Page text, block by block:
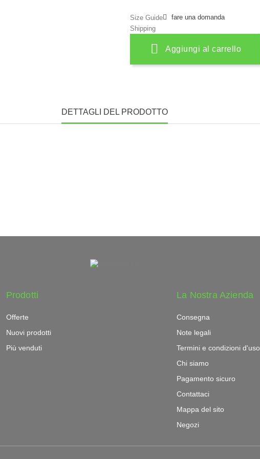
Size Guide
Shipping
fare una domanda
Aggiungi al carrello
DETTAGLI DEL PRODOTTO
Prodotti
Offerte
Nuovi prodotti
Più venduti
La Nostra Azienda
Consegna
Note legali
Termini e condizioni d'uso
Chi siamo
Pagamento sicuro
Contattaci
Mappa del sito
Negozi